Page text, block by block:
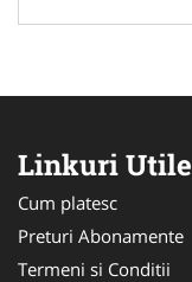
Linkuri Utile
Cum platesc
Preturi Abonamente
Termeni si Conditii